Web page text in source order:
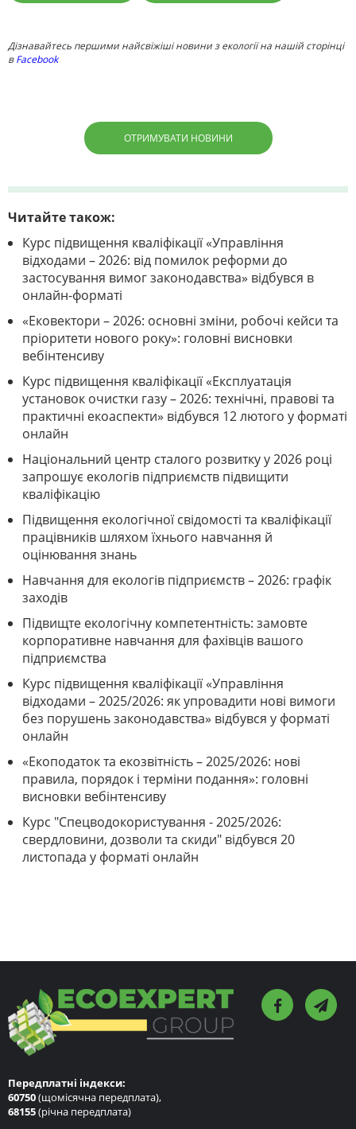
Дізнавайтесь першими найсвіжіші новини з екології на нашій сторінці
вFacebook
ОТРИМУВАТИ НОВИНИ
Читайте також:
Курс підвищення кваліфікації «Управління
відходами – 2026: від помилок реформи до
застосування вимог законодавства» відбувся в
онлайн-форматі
«Ековектори – 2026: основні зміни, робочі кейси та
пріоритети нового року»: головні висновки
вебінтенсиву
Курс підвищення кваліфікації «Експлуатація
установок очистки газу – 2026: технічні, правові та
практичні екоаспекти» відбувся 12 лютого у форматі
онлайн
Національний центр сталого розвитку у 2026 році
запрошує екологів підприємств підвищити
кваліфікацію
Підвищення екологічної свідомості та кваліфікації
працівників шляхом їхнього навчання й
оцінювання знань
Навчання для екологів підприємств – 2026: графік
заходів
Підвищте екологічну компетентність: замовте
корпоративне навчання для фахівців вашого
підприємства
Курс підвищення кваліфікації «Управління
відходами – 2025/2026: як упровадити нові вимоги
без порушень законодавства» відбувся у форматі
онлайн
«Екоподаток та екозвітність – 2025/2026: нові
правила, порядок і терміни подання»: головні
висновки вебінтенсиву
Курс "Спецводокористування - 2025/2026:
свердловини, дозволи та скиди" відбувся 20
листопада у форматі онлайн
Передплатні індекси:
60750(щомісячна передплата),
68155(річна передплата)